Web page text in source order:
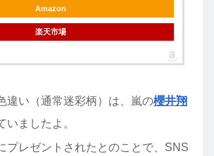
Amazon
楽天市場
違い（通常迷彩柄）は、嵐の櫻井翔
いましたよ。
プレゼントされたとのことで、SNS